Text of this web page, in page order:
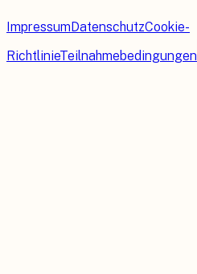
ImpressumDatenschutzCookie-
RichtlinieTeilnahmebedingungen